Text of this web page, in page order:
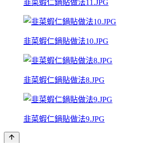
韭菜蝦仁鍋貼做法11.JPG
韭菜蝦仁鍋貼做法10.JPG
韭菜蝦仁鍋貼做法8.JPG
韭菜蝦仁鍋貼做法9.JPG